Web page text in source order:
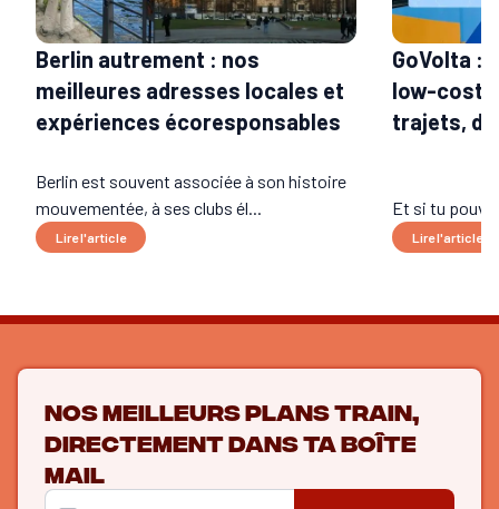
Berlin autrement : nos
meilleures adresses locales et
expériences écoresponsables
Berlin est souvent associée à son histoire
mouvementée, à ses clubs él...
Lire l'article
GoVolta :
low-cost
trajets,
Et si tu
Lire l'article
Nos meilleurs plans train,
directement dans ta boîte
mail